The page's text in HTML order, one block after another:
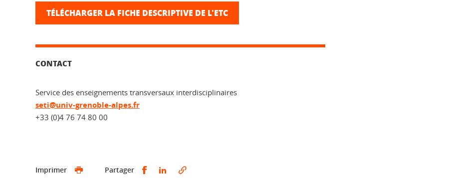
TÉLÉCHARGER LA FICHE DESCRIPTIVE DE L'ETC
CONTACT
Service des enseignements transversaux interdisciplinaires
seti@univ-grenoble-alpes.fr
+33 (0)4 76 74 80 00
Imprimer Partager Partager sur Facebook
Partager sur LinkedIn